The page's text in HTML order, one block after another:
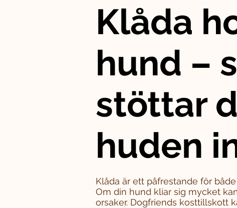
Klåda
hund –
stöttar
huden
Klåda är ett påfrestande för
Om din hund kliar sig mycket
orsaker. Dogfriends kosttillskott